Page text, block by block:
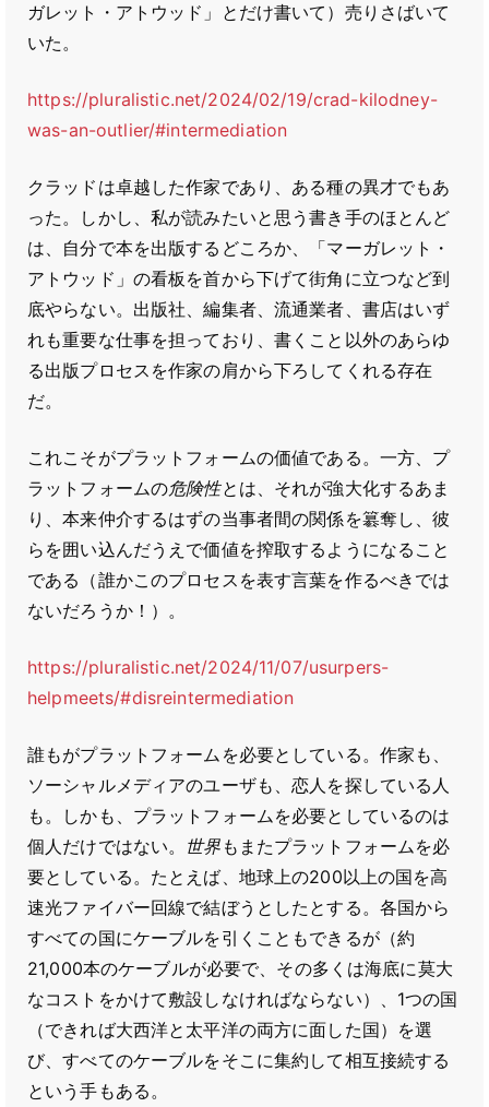
ガレット・アトウッド」とだけ書いて）売りさばいて
いた。
https://pluralistic.net/2024/02/19/crad-kilodney-
was-an-outlier/#intermediation
クラッドは卓越した作家であり、ある種の異才でもあ
った。しかし、私が読みたいと思う書き手のほとんど
は、自分で本を出版するどころか、「マーガレット・
アトウッド」の看板を首から下げて街角に立つなど到
底やらない。出版社、編集者、流通業者、書店はいず
れも重要な仕事を担っており、書くこと以外のあらゆ
る出版プロセスを作家の肩から下ろしてくれる存在
だ。
これこそがプラットフォームの価値である。一方、プ
ラットフォームの危険性とは、それが強大化するあま
り、本来仲介するはずの当事者間の関係を簒奪し、彼
らを囲い込んだうえで価値を搾取するようになること
である（誰かこのプロセスを表す言葉を作るべきでは
ないだろうか！）。
https://pluralistic.net/2024/11/07/usurpers-
helpmeets/#disreintermediation
誰もがプラットフォームを必要としている。作家も、
ソーシャルメディアのユーザも、恋人を探している人
も。しかも、プラットフォームを必要としているのは
個人だけではない。 世界 もまたプラットフォームを必
要としている。たとえば、地球上の200以上の国を高
速光ファイバー回線で結ぼうとしたとする。各国から
すべての国にケーブルを引くこともできるが（約
21,000本のケーブルが必要で、その多くは海底に莫大
なコストをかけて敷設しなければならない）、1つの国
（できれば大西洋と太平洋の両方に面した国）を選
び、すべてのケーブルをそこに集約して相互接続する
という手もある。